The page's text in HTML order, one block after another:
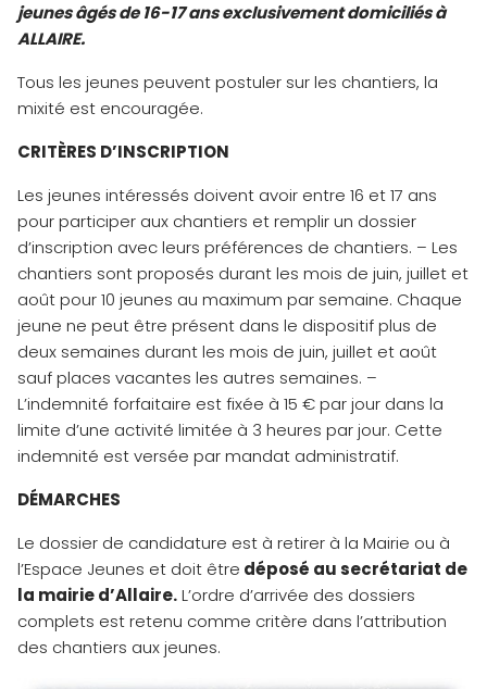
jeunes âgés de 16-17 ans exclusivement domiciliés à
ALLAIRE.
Tous les jeunes peuvent postuler sur les chantiers, la
mixité est encouragée.
CRITÈRES D’INSCRIPTION
Les jeunes intéressés doivent avoir entre 16 et 17 ans
pour participer aux chantiers et remplir un dossier
d’inscription avec leurs préférences de chantiers. – Les
chantiers sont proposés durant les mois de juin, juillet et
août pour 10 jeunes au maximum par semaine. Chaque
jeune ne peut être présent dans le dispositif plus de
deux semaines durant les mois de juin, juillet et août
sauf places vacantes les autres semaines. –
L’indemnité forfaitaire est fixée à 15 € par jour dans la
limite d’une activité limitée à 3 heures par jour. Cette
indemnité est versée par mandat administratif.
DÉMARCHES
Le dossier de candidature est à retirer à la Mairie ou à
l’Espace Jeunes et doit être déposé au secrétariat de
la mairie d’Allaire.L’ordre d’arrivée des dossiers
complets est retenu comme critère dans l’attribution
des chantiers aux jeunes.